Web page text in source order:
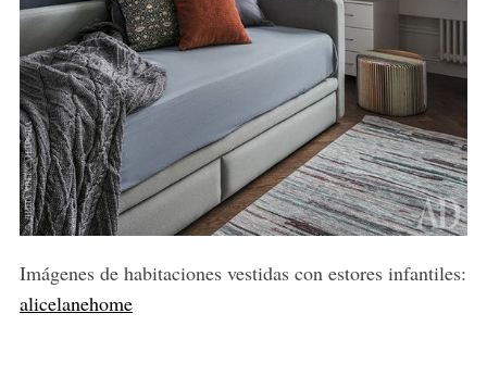
Imágenes de habitaciones vestidas con estores infantiles:
alicelanehome